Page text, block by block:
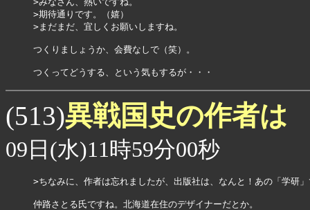
>期待通りです。（嬉）
>まだまだ、宜しくお願いしますね。
つくりましょうか、会費なしで（笑）。
つくってどうする、という気もするが・・・
(513)異戦国史の作者は
09日(水)11時59分00秒
>ちなみに、作者は忘れましたが、出版社は、なんと！あの「学研
仲路さとる氏ですね。北海道在住のデザイナーだとか。